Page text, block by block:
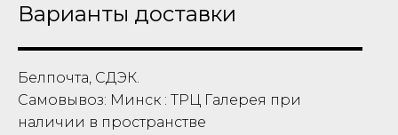
Варианты доставки
Белпочта, СДЭК.
Самовывоз: Минск : ТРЦ Галерея при
наличии в пространстве